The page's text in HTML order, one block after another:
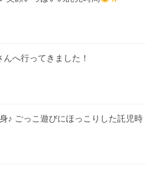
んへ行ってきました！
♪ ごっこ遊びにほっこりした託児時